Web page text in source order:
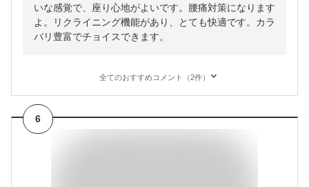
いな感覚で、座り心地がよいです。腰痛対策になります
よ。リクライニング機能があり、とても快適です。カラ
バリ豊富でチョイスできます。
全てのおすすめコメント（2件）
6